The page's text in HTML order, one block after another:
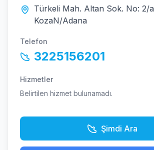
Türkeli Mah. Altan Sok. No: 2/a
KozaN/Adana
Telefon
3225156201
Hizmetler
Belirtilen hizmet bulunamadı.
Şimdi Ara